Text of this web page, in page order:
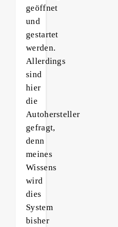
geöffnet
und
gestartet
werden.
Allerdings
sind
hier
die
Autohersteller
gefragt,
denn
meines
Wissens
wird
dies
System
bisher